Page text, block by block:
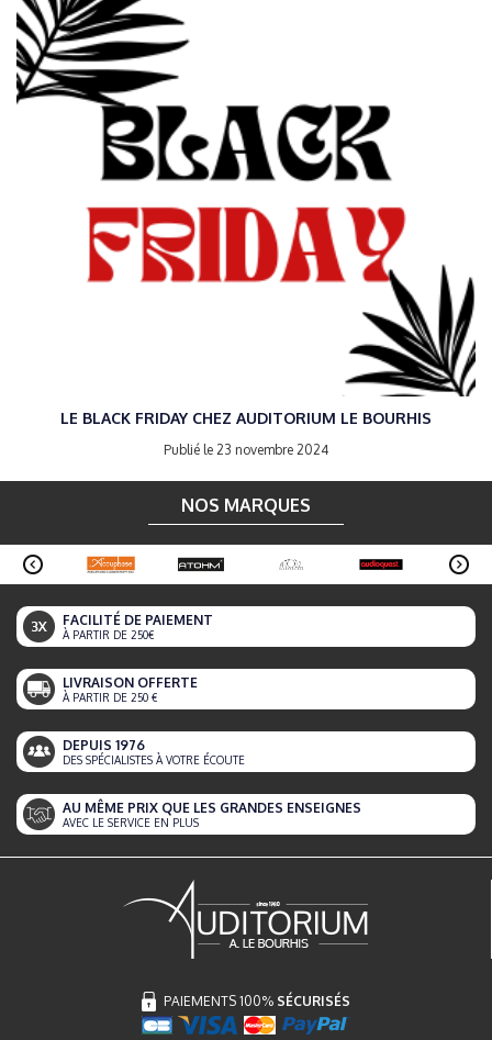
LE BLACK FRIDAY CHEZ AUDITORIUM LE BOURHIS
Publié le 23 novembre 2024
NOS MARQUES
FACILITÉ DE PAIEMENT
À PARTIR DE 250€
LIVRAISON OFFERTE
À PARTIR DE 250 €
DEPUIS 1976
DES SPÉCIALISTES À VOTRE ÉCOUTE
AU MÊME PRIX QUE LES GRANDES ENSEIGNES
AVEC LE SERVICE EN PLUS
PAIEMENTS 100% SÉCURISÉS